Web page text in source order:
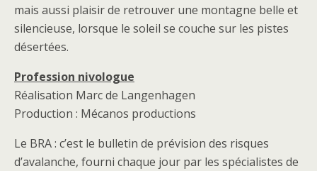
mais aussi plaisir de retrouver une montagne belle et
silencieuse, lorsque le soleil se couche sur les pistes
désertées.
Profession nivologue
Réalisation Marc de Langenhagen
Production : Mécanos productions
Le BRA : c’est le bulletin de prévision des risques
d’avalanche, fourni chaque jour par les spécialistes de